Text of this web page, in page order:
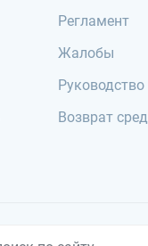
Регламент
Жалобы
Руководство
Возврат